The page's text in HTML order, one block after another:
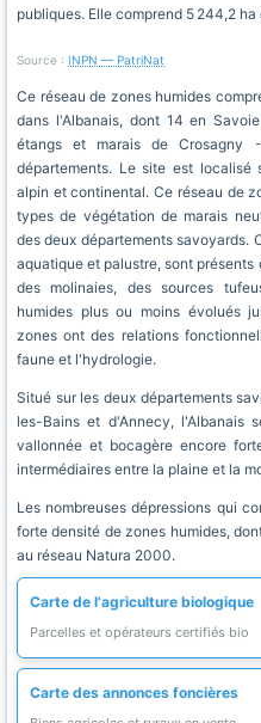
publiques. Elle comprend 5 244,2
Source : INPN — PatriNat
Ce réseau de zones humides
dans l'Albanais, dont 14 en
étangs et marais de Crosagny
départements. Le site est localisé
alpin et continental. Ce réseau de
types de végétation de marais
des deux départements savoyards.
aquatique et palustre, sont
des molinaies, des sources
humides plus ou moins évolués
zones ont des relations
faune et l'hydrologie.
Situé sur les deux départements
les-Bains et d'Annecy, l'Albanais
vallonnée et bocagère encore
intermédiaires entre la plaine et la
Les nombreuses dépressions qui
forte densité de zones humides,
au réseau Natura 2000.
Carte de l'agriculture biologique
Parcelles et opérateurs certifiés bio
Carte des annonces foncières